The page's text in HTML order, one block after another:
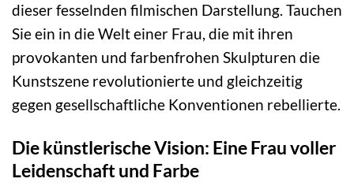
dieser fesselnden filmischen Darstellung. Tauchen
Sie ein in die Welt einer Frau, die mit ihren
provokanten und farbenfrohen Skulpturen die
Kunstszene revolutionierte und gleichzeitig
gegen gesellschaftliche Konventionen rebellierte.
Die künstlerische Vision: Eine Frau voller
Leidenschaft und Farbe